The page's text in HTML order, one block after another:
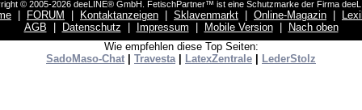
© 2005-2026 deeLINE® GmbH. FetischPartner™ ist eine Schutzmarke der Firma
FORUM Kontaktanzeigen Sklavenmarkt Online-Magazin
AGB
Datenschutz Impressum Mobile Version|
Nach oben
Wie empfehlen diese Top Seiten:
SadoMaso-Chat
Travesta| LatexZentrale LederStolz